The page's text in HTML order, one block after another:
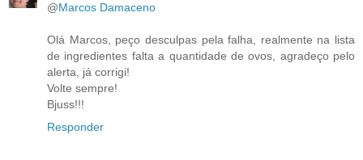
@Marcos Damaceno
Olá Marcos, peço desculpas pela falha, realmente na lista
de ingredientes falta a quantidade de ovos, agradeço pelo
alerta, já corrigi!
Volte sempre!
Bjuss!!!
Responder